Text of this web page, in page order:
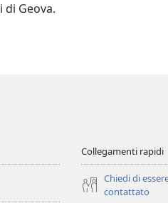
Geova.
Collegamenti rapidi
Chiedi di
contattato